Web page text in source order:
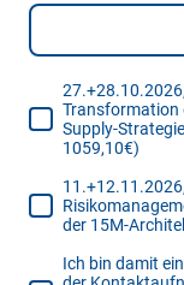
Transformation
Supply-
1059,10€)
der 15M-
Ich bin damit